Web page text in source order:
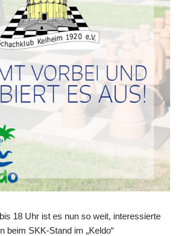
18 Uhr ist es nun so weit, interessierte
beim SKK-Stand im „Keldo“